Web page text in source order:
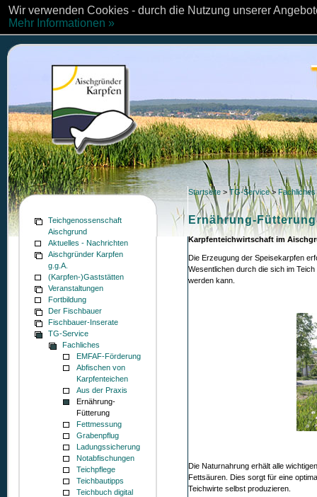
Startseite > TG-Service> Fachliches
Teichgenossenschaft
Aischgrund
Aktuelles - Nachrichten
Aischgründer Karpfen
g.g.A.
(Karpfen-)Gaststätten
Veranstaltungen
Fortbildung
Der Fischbauer
Fischbauer-Inserate
TG-Service
Fachliches
EMFAF-Förderung
Abfischen von
Karpfenteichen
Aus der Praxis
Ernährung-
Fütterung
Fettmessung
Grabenpflug
Ladungssicherung
Notabfischungen
Teichpflege
Teichbautipps
Teichbuch digital
Ernährung-Fütterung
Karpfenteichwirtschaft im
Die Erzeugung der Speisekarpfen
Wesentlichen durch die sich im
werden kann.
Die Naturnahrung erhält alle
Fettsäuren. Dies sorgt für eine
Teichwirte selbst produzieren.
Wir verwenden Cookies - durch die Nutzung unserer
Mehr Informationen »